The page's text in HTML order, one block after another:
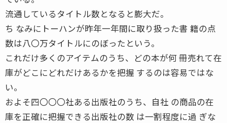
流通しているタイトル数となると膨大だ。
ち なみにトーハンが昨年一年間に取り扱った書 籍の点
数は八〇万タイトルにのぼったという。
これだけ多くのアイテムのうち、どの本が何 冊売れて在
庫がどこにどれだけあるかを把握 するのは容易ではな
い。
およそ四〇〇〇社ある出版社のうち、自社 の商品の在
庫を正確に把握できる出版社の数 は一割程度に過 ぎな